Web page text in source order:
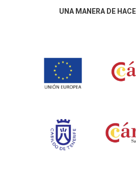
UNA MANERA DE